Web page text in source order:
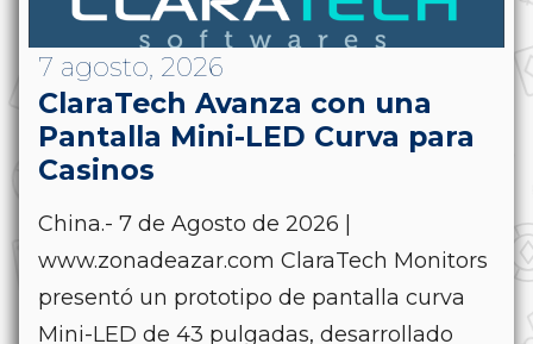
7 agosto, 2026
ClaraTech Avanza con una
Pantalla Mini-LED Curva para
Casinos
China.- 7 de Agosto de 2026 |
www.zonadeazar.com ClaraTech Monitors
presentó un prototipo de pantalla curva
Mini-LED de 43 pulgadas, desarrollado